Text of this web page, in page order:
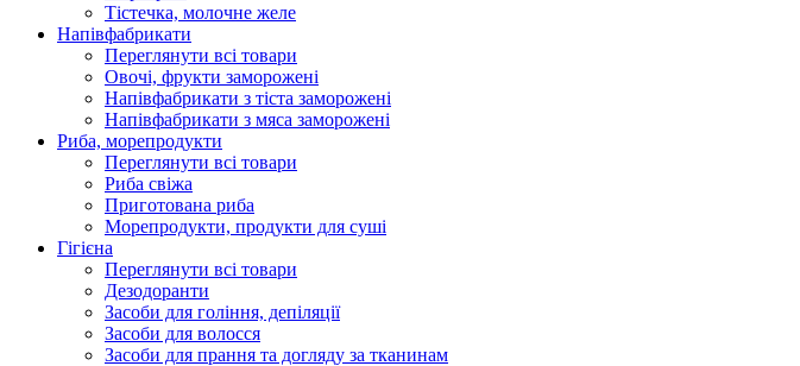
Тістечка, молочне желе
Напівфабрикати
Переглянути всі товари
Овочі, фрукти заморожені
Напівфабрикати з тіста заморожені
Напівфабрикати з мяса заморожені
Риба, морепродукти
Переглянути всі товари
Риба свіжа
Приготована риба
Морепродукти, продукти для суші
Гігієна
Переглянути всі товари
Дезодоранти
Засоби для гоління, депіляції
Засоби для волосся
Засоби для прання та догляду за тканинам